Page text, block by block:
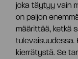
Tiivistelmä
Strategia ja
Osaketiedot
joka täytyy vain
on paljon
määrittää, ketkä
tulevaisuudessa.
kierrätystä. Se